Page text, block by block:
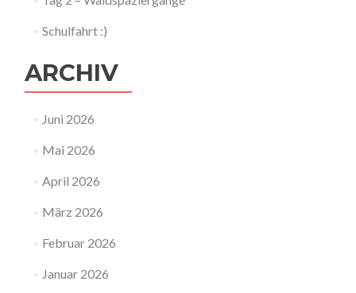
Schulfahrt :)
ARCHIV
Juni 2026
Mai 2026
April 2026
März 2026
Februar 2026
Januar 2026